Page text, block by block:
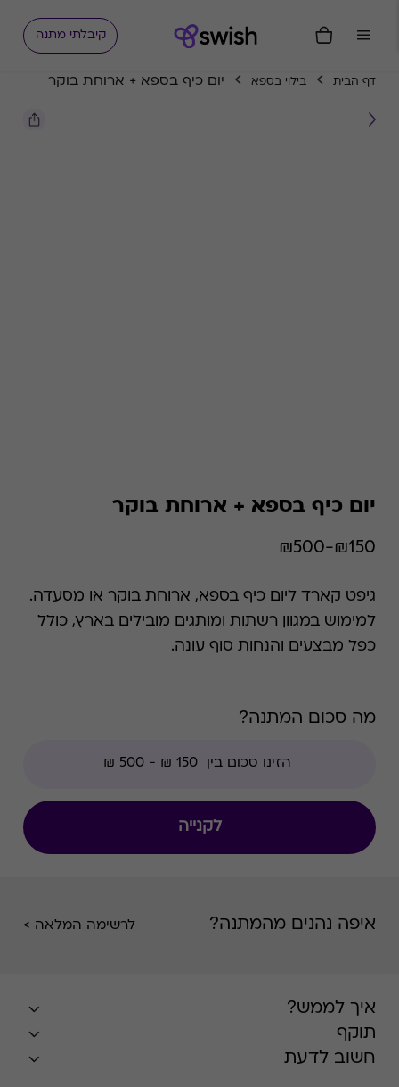
קיבלתי מתנה
דף הבית בילוי בספא יום כיף בספא + ארוחת בוקר
יום כיף בספא + ארוחת בוקר
₪150-₪500
גיפט קארד ליום כיף בספא, ארוחת בוקר או מסעדה.
למימוש במגוון רשתות ומותגים מובילים בארץ, כולל
כפל מבצעים והנחות סוף עונה.
מה סכום המתנה?
לקנייה
איפה נהנים מהמתנה? לרשימה המלאה >
איך לממש?
תוקף
חשוב לדעת